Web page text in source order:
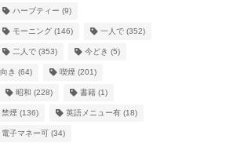
ハーブティー (9)
モーニング(146) 一人で(352)
二人で(353) 今どき (5)
き (64) 喫煙 (201)
昭和 (228) 書籍(1)
禁煙 (136) 英語メニュー有(18)
電子マネー可 (34)